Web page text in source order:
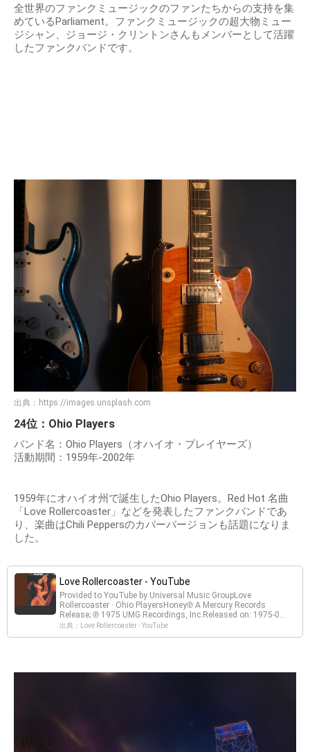
全世界のファンクミュージックのファンたちからの支持を集
めているParliament。ファンクミュージックの超大物ミュー
ジシャン、ジョージ・クリントンさんもメンバーとして活躍
したファンクバンドです。
出典： https://images.unsplash.com
24位：Ohio Players
バンド名：Ohio Players（オハイオ・プレイヤーズ）
活動期間：1959年-2002年
1959年にオハイオ州で誕生したOhio Players。Red Hot 名曲
「Love Rollercoaster」などを発表したファンクバンドであ
り、楽曲はChili Peppersのカバーバージョンも話題になりま
した。
Love Rollercoaster - YouTube
Provided to YouTube by Universal Music GroupLove
Rollercoaster · Ohio PlayersHoney℗ A Mercury Records
Release; ℗ 1975 UMG Recordings, Inc.Released on: 1975-0...
出典：Love Rollercoaster - YouTube